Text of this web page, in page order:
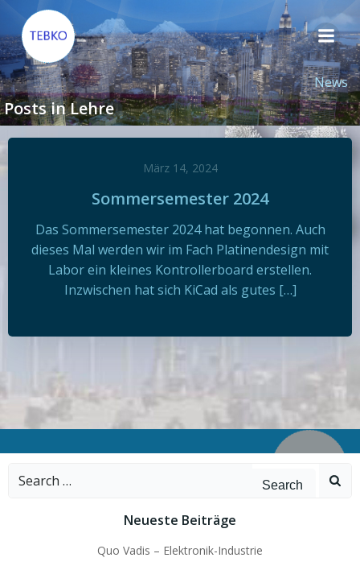
Inhalt
springen
News
Posts in Lehre
März 14, 2024
Sommersemester 2024
Das Sommersemester 2024 hat begonnen. Auch
dieses Mal werden wir im Fach Platinendesign mit
Labor ein kleines Kontrollerboard erstellen.
Inzwischen hat sich KiCad als gutes […]
Search
Neueste Beiträge
Quo Vadis – Elektronik-Industrie